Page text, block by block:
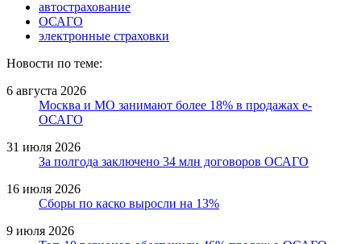
автострахование
ОСАГО
электронные страховки
Новости по теме:
6 августа 2026
Москва и МО занимают более 18% в продажах е-
ОСАГО
31 июля 2026
За полгода заключено 34 млн договоров ОСАГО
16 июля 2026
Сборы по каско выросли на 13%
9 июля 2026